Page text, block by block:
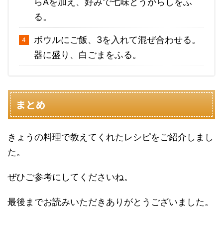
る。
ボウルにご飯、3を入れて混ぜ合わせる。
器に盛り、白ごまをふる。
まとめ
きょうの料理で教えてくれたレシピをご紹介しまし
た。
ぜひご参考にしてくださいね。
最後までお読みいただきありがとうございました。